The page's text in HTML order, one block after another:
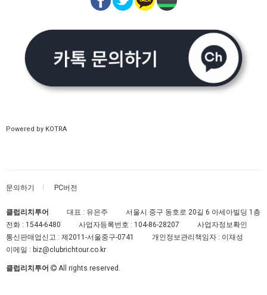
Powered by KOTRA
문의하기 PC버전
클럽리치투어 대표 : 유은주
서울시 중구 동호로 20길 6 아세아빌딩 1층
전화 : 1544-6480 사업자등록번호 : 104-86-28207
사업자정보확인
통신판매업신고 : 제2011-서울중구-0741
개인정보관리책임자 : 이재성
이메일 : biz@clubrichtour.co.kr
클럽리치투어 All rights reserved.